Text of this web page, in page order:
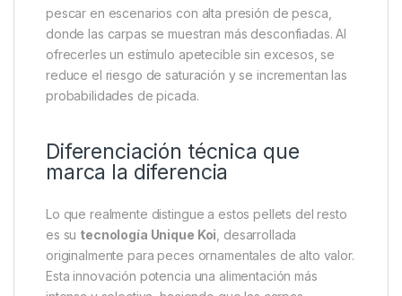
ideales para múltiples situaciones de pesca.
Funcionan perfectamente en cebaderos
controlados, como los que se crean con spod o
bolsa de PVA, gracias a su tamaño reducido y su
rápida disolución. También son una opción
progresiva.
Por otro lado, su formulación los hace ideales para
pescar en escenarios con alta presión de pesca,
donde las carpas se muestran más desconfiadas. Al
ofrecerles un estímulo apetecible sin excesos, se
reduce el riesgo de saturación y se incrementan las